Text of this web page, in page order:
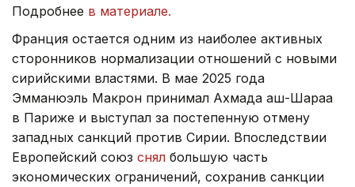
Подробнее в материале.
Франция остается одним из наиболее активных
сторонников нормализации отношений с новыми
сирийскими властями. В мае 2025 года
Эмманюэль Макрон принимал Ахмада аш-Шараа
в Париже и выступал за постепенную отмену
западных санкций против Сирии. Впоследствии
Европейский союз снял большую часть
экономических ограничений, сохранив санкции